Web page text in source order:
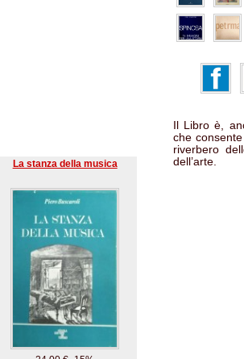
La stanza della musica
Il Libro è,
che
riverbero
dell’arte.